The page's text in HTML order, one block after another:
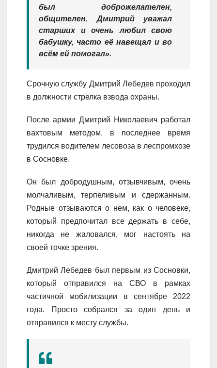
был доброжелателен,
общителен. Дмитрий уважал
старших и очень любил свою
бабушку, часто её навещал и во
всём ей помогал».
Срочную службу Дмитрий Лебедев проходил
в должности стрелка взвода охраны.
После армии Дмитрий Николаевич работал
вахтовым методом, в последнее время
трудился водителем лесовоза в леспромхозе
в Сосновке.
Он был добродушным, отзывчивым, очень
молчаливым, терпеливым и сдержанным.
Родные отзываются о нем, как о человеке,
который предпочитал все держать в себе,
никогда не жаловался, мог настоять на
своей точке зрения.
Дмитрий Лебедев был первым из Сосновки,
который отправился на СВО в рамках
частичной мобилизации в сентябре 2022
года. Просто собрался за один день и
отправился к месту службы.